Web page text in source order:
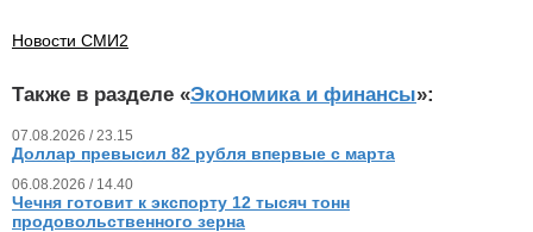
Новости СМИ2
Также в разделе «Экономика и финансы»:
07.08.2026 / 23.15
Доллар превысил 82 рубля впервые с марта
06.08.2026 / 14.40
Чечня готовит к экспорту 12 тысяч тонн
продовольственного зерна